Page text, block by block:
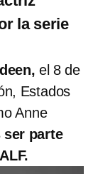
la serie
el 8 de
Estados
Anne
ser parte